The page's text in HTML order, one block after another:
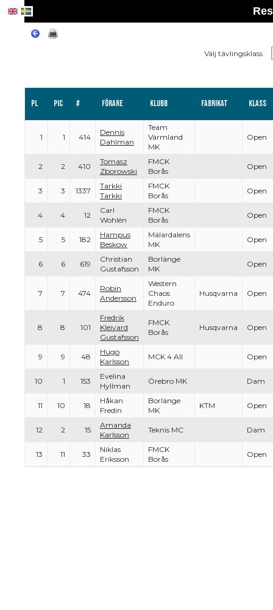
Välj tävlingsklass
Pl PIC # Förare Klubb Fabrikat Klass
1 1 414
Dennis
Dahlman
Team
Värmland
MK
Open
2 2 410
Tomasz
Zborowski
FMCK
Borås
Open
3 3 1337
Tarkki
Tarkki
FMCK
Borås
Open
4 4 12
Carl
Wohlén
FMCK
Borås
Open
5 5 182
Hampus
Beskow
Mälardalens
MK
Open
6 6 619
Christian
Gustafsson
Borlänge
MK
Open
7 7 474
Robin
Andersson
Western
Chaos
Enduro
Husqvarna Open
8 8 101
Fredrik
Kleivard
Gustafsson
FMCK
Borås
Husqvarna Open
9 9 48
Hugo
Karlsson
MCK 4 All Open
10 1 153
Evelina
Hyllman
Örebro MK Dam
11 10 18
Håkan
Fredin
Borlänge
MK
KTM Open
12 2 15
Amanda
Karlsson
Teknis MC Dam
13 11 33
Niklas
Eriksson
FMCK
Borås
Open